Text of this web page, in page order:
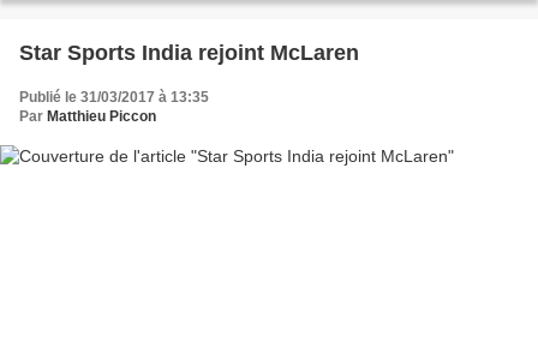
Star Sports India rejoint McLaren
Publié le 31/03/2017 à 13:35
Par Matthieu Piccon